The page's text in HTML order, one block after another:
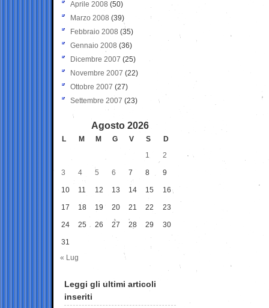
Aprile 2008 (50)
Marzo 2008 (39)
Febbraio 2008 (35)
Gennaio 2008 (36)
Dicembre 2007 (25)
Novembre 2007 (22)
Ottobre 2007 (27)
Settembre 2007 (23)
Agosto 2026
L M M G V S
D
1
2
3 4 5 6 7 8 9
10 11 12 13 14 15 16
17 18 19 20 21 22 23
24 25 26 27 28 29 30
31
« Lug
Leggi gli ultimi articoli
inseriti